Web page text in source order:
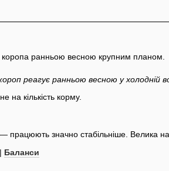
реагує ранньою весною у холодній
на кількість корму.
працюють значно стабільніше. Велика
| Баланси